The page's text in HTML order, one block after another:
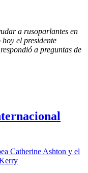
a rusoparlantes en
el presidente
a preguntas de